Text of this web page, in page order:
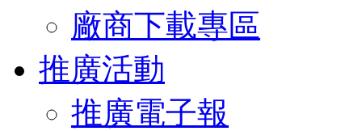
廠商下載專區
推廣活動
推廣電子報